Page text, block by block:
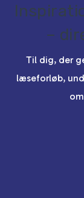
–
Til dig, der
læseforløb,